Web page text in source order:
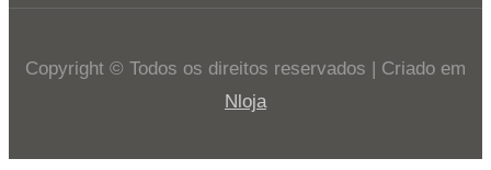
Copyright © Todos os direitos reservados | Criado em
Nloja